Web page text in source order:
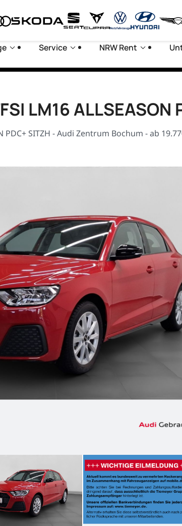
Service NRW Rent
LM16 ALLSEASON
PDC+ SITZH - Audi Zentrum Bochum - ab